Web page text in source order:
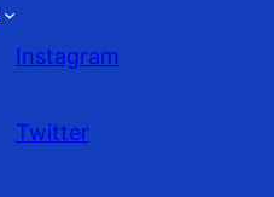
Instagram
Twitter